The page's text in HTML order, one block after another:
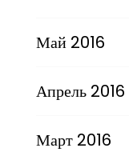
Май 2016
Апрель 2016
Март 2016